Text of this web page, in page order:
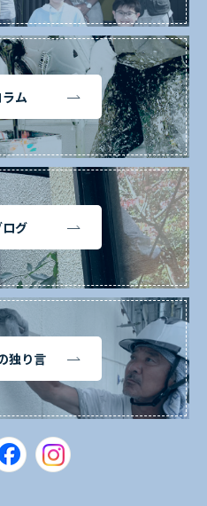
ラム
ログ
独り言